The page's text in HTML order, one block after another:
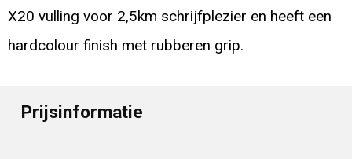
X20 vulling voor 2,5km schrijfplezier en heeft een
hardcolour finish met rubberen grip.
Prijsinformatie